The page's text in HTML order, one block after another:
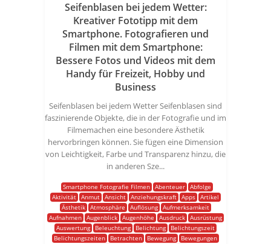
Seifenblasen bei jedem Wetter:
Kreativer Fototipp mit dem
Smartphone. Fotografieren und
Filmen mit dem Smartphone:
Bessere Fotos und Videos mit dem
Handy für Freizeit, Hobby und
Business
Seifenblasen bei jedem Wetter Seifenblasen sind
faszinierende Objekte, die in der Fotografie und im
Filmemachen eine besondere Ästhetik
hervorbringen können. Sie fügen eine Dimension
von Leichtigkeit, Farbe und Transparenz hinzu, die
in anderen Sze...
Smartphone Fotografie Filmen Abenteuer Abfolge
Aktivität Anmut Ansicht Anziehungskraft Apps Artikel
Ästhetik Atmosphäre Auflösung Aufmerksamkeit
Aufnahmen Augenblick Augenhöhe Ausdruck Ausrüstung
Auswertung
Beleuchtung Belichtung
Belichtungszeit
Belichtungszeiten
Betrachten Bewegung
Bewegungen